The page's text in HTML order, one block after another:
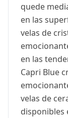
quede
en las
velas de
en las
Capri Blue
velas de
disponibles